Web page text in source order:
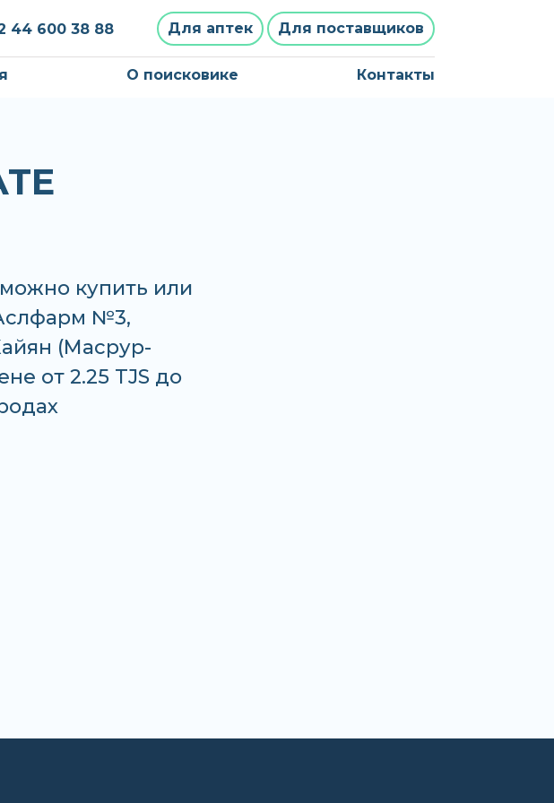
44 600 38 88 Для аптек Для поставщиков
О поисковике Контакты
можно купить или
№3,
(Масрур-
от 2.25 TJS до